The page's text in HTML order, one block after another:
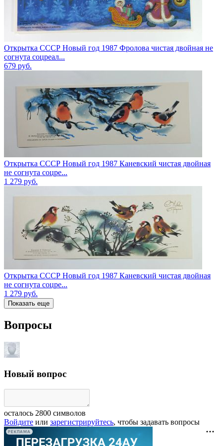
Открытка СССР Новый год 1987 Фролова чистая двойная не
согнута соцреал...
679 руб.
Открытка СССР Новый год 1987 Каневский чистая двойная
не согнута соцре...
1 279 руб.
Открытка СССР Новый год 1987 Каневский чистая двойная
не согнута соцре...
1 279 руб.
Показать еще
Вопросы
Новый вопрос
осталось 2800 символов
Войдите или зарегистрируйтесь, чтобы задавать вопросы
РЕКЛАМА